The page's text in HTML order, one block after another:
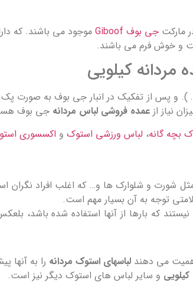
مارکت جی بوف Giboof
موجود می باشند. که
و خوش فرم می باشند.
کیلویی
نیاز از عمده فروشی لباس مردانه جی بوف
بچه گانه، لباس ورزشی استوک و اکسسوری
شورت و شلوارک ها و… که اغلب افراد نگران
توجه به آن بسیار مهم است.
که بارها از آنها استفاده شده باشد،
می دهند لباسهای استوک مردانه
و سایر لباس های استوک دیگر نیز است.